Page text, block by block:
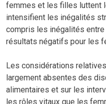
femmes et les filles luttent
intensifient les inégalités
compris les inégalités
résultats négatifs pour les
Les considérations
largement absentes des
alimentaires et sur les
les rôles vitaux que les